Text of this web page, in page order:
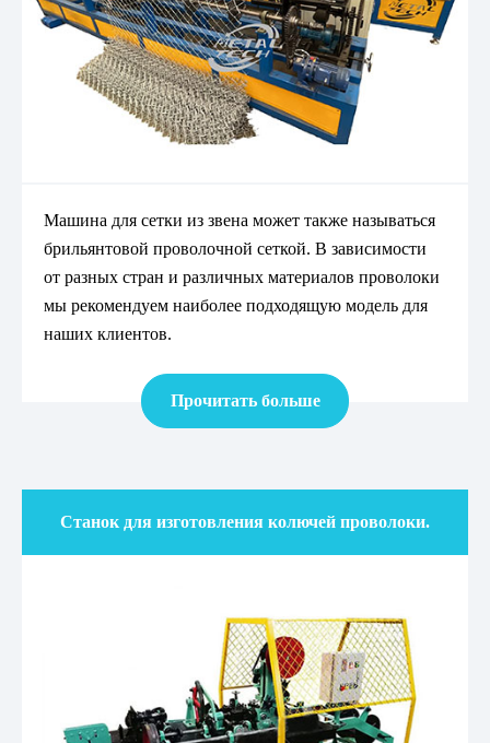
Машина для сетки из звена может также называться
брильянтовой проволочной сеткой. В зависимости
от разных стран и различных материалов проволоки
мы рекомендуем наиболее подходящую модель для
наших клиентов.
Прочитать больше
Станок для изготовления колючей проволоки.